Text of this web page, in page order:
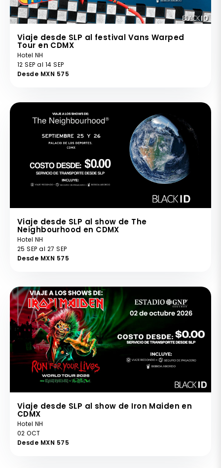
Viaje desde SLP al festival Vans Warped
Tour en CDMX
Hotel NH
12 SEP al 14 SEP
Desde MXN 575
Viaje desde SLP al show de The
Neighbourhood en CDMX
Hotel NH
25 SEP al 27 SEP
Desde MXN 575
Viaje desde SLP al show de Iron Maiden en
CDMX
Hotel NH
02 OCT
Desde MXN 575